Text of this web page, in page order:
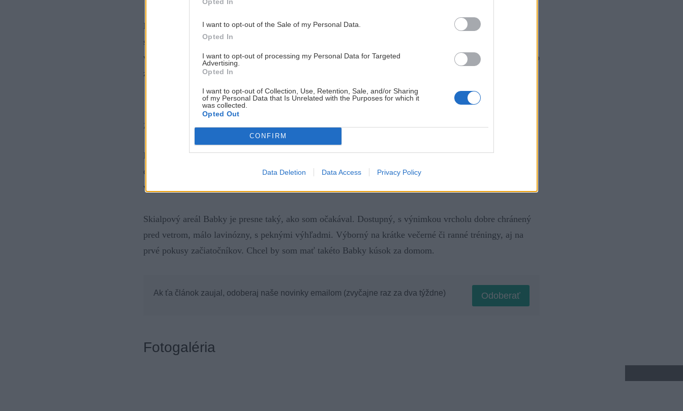
I want to opt-out of the Sale of my Personal Data.
Opted In
I want to opt-out of processing my Personal Data for Targeted
Advertising.
Opted In
I want to opt-out of Collection, Use, Retention, Sale, and/or Sharing
of my Personal Data that Is Unrelated with the Purposes for which it
was collected.
Opted Out
CONFIRM
Data Deletion Data Access Privacy Policy
Na vrchole fučí, na zhadzovanie pásov sa skrývam do závetria za stromami. Zjazdovú líniu volím tak ako
som si ju vyhliadol pri výšľape – z vrcholu najskôr pomedzi stromčeky a potom cez rúbanisko nad
výstupovým chodníkom. Fajn lyžovačka. Druhá polovica zjazdu z Babiek je žiaľ už len triviálny presun po
zvážnici. Jej šírka postačuje aj na krátke oblúky, no treba dávať pozor na protiidúcich.
Z Babiek hrebeň pokračuje smerom na Roháče (viac fotiek v galérii)
Naspäť pri aute som takmer na minútu presne po dvoch hodinách od štartu. S malým meškaním stíham aj
dohodnuté stretko pred aquaparkom. Bez ranných kilometrov na bežkách by som asi mal pocit nie celkom
využitého dňa, takto to bolo akurát.
Skialpový areál Babky je presne taký, ako som očakával. Dostupný, s výnimkou vrcholu dobre chránený
pred vetrom, málo lavinózny, s peknými výhľadmi. Výborný na krátke večerné či ranné tréningy, aj na
prvé pokusy začiatočníkov. Chcel by som mať takéto Babky kúsok za domom.
Odoberať
Ak ťa článok zaujal, odoberaj naše novinky emailom (zvyčajne raz za dva týždne)
Fotogaléria